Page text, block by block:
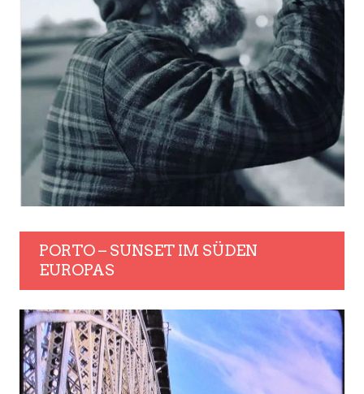
PORTO – SUNSET IM SÜDEN
EUROPAS